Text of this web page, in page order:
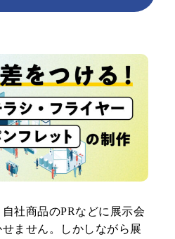
社商品のPRなどに展示会
ません。しかしながら展